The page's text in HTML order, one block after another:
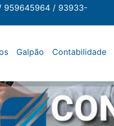
959645964 / 93933-
Galpão Contabilidade